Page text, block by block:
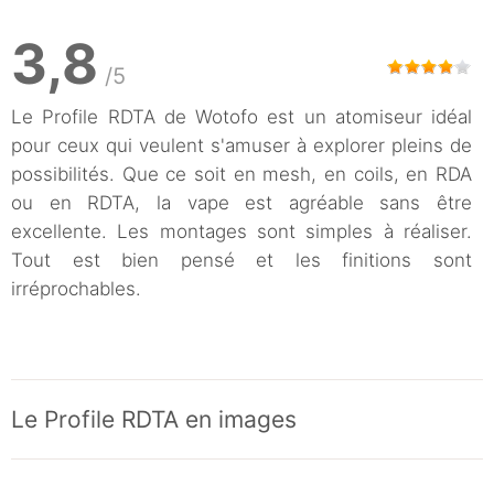
3,8 /5
Le Profile RDTA de Wotofo est un atomiseur idéal
pour ceux qui veulent s'amuser à explorer pleins de
possibilités. Que ce soit en mesh, en coils, en RDA
ou en RDTA, la vape est agréable sans être
excellente. Les montages sont simples à réaliser.
Tout est bien pensé et les finitions sont
irréprochables.
Le Profile RDTA en images